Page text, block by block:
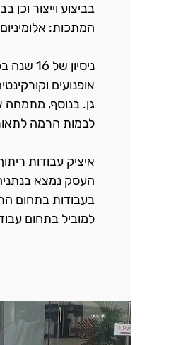
בביצוע וייצור וכן
המתכות:
ניסיון
אופנועים
גן. בנוסף, מתמחה
לבמות הרמה
איציק עבודות
בעבודות בתחום
למוביל בתחום